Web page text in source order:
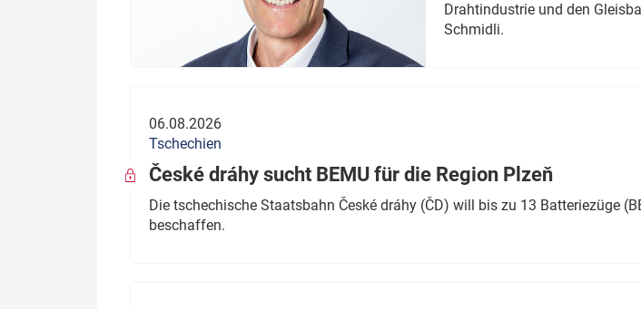
Drahtindustrie und den
Schmidli.
06.08.2026
Tschechien
České dráhy sucht BEMU für die Region Plzeň
Die tschechische Staatsbahn České dráhy (ČD) will bis zu 13 Batteriezüge
beschaffen.